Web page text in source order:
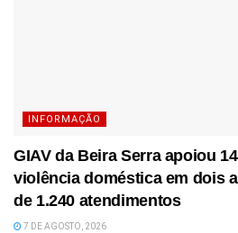
INFORMAÇÃO
GIAV da Beira Serra apoiou
violência doméstica em dois
de 1.240 atendimentos
7 DE AGOSTO, 2026